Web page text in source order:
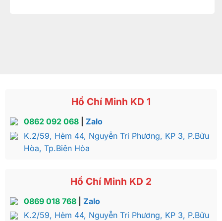
Hồ Chí Minh KD 1
0862 092 068| Zalo
K.2/59, Hẻm 44, Nguyễn Tri Phương, KP 3, P.Bửu
Hòa, Tp.Biên Hòa
Hồ Chí Minh KD 2
0869 018 768| Zalo
K.2/59, Hẻm 44, Nguyễn Tri Phương, KP 3, P.Bửu